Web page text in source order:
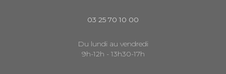
03 25 70 10 00
Du lundi au vendredi
9h-12h - 13h30-17h